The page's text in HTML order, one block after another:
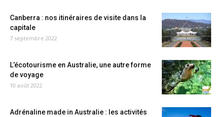
Canberra : nos itinéraires de visite dans la
capitale
7 septembre 2022
L’écotourisme en Australie, une autre forme
de voyage
10 août 2022
Adrénaline made in Australie : les activités